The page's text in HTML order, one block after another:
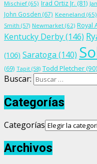
Mischief (65) Irad Ortiz Jr. (81)
John Gosden (67) Keeneland (65)
Smith (57) Newmarket (62) Royal
Kentucky Derby(146)
(106) Saratoga (140)
(69) Tapit (58) Todd Pletcher(90)
Buscar:
Categorías
Categorías
Archivos